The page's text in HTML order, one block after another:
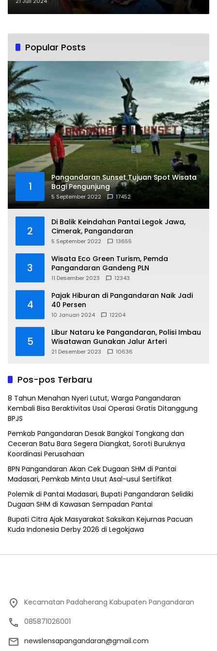
Popular Posts
1
Pangandaran Sunset Tujuan Spot Wisata
Bagi Pengunjung
5 September 2022 17452
2
Di Balik Keindahan Pantai Legok Jawa,
Cimerak, Pangandaran
5 September 2022 13655
3
Wisata Eco Green Turism, Pemda
Pangandaran Gandeng PLN
11 Desember 2023 12343
4
Pajak Hiburan di Pangandaran Naik Jadi
40 Persen
10 Januari 2024 12204
5
Libur Nataru ke Pangandaran, Polisi Imbau
Wisatawan Gunakan Jalur Arteri
21 Desember 2023 10636
Pos-pos Terbaru
8 Tahun Menahan Nyeri Lutut, Warga Pangandaran
Kembali Bisa Beraktivitas Usai Operasi Gratis Ditanggung
BPJS
Pemkab Pangandaran Desak Bangkai Tongkang dan
Ceceran Batu Bara Segera Diangkat, Soroti Buruknya
Koordinasi Perusahaan
BPN Pangandaran Akan Cek Dugaan SHM di Pantai
Madasari, Pemkab Minta Usut Asal-usul Sertifikat
Polemik di Pantai Madasari, Bupati Pangandaran Selidiki
Dugaan SHM di Kawasan Sempadan Pantai
Bupati Citra Ajak Masyarakat Saksikan Kejurnas Pacuan
Kuda Indonesia Derby 2026 di Legokjawa
Kecamatan Padaherang Kabupaten Pangandaran
085871026001
newslensapangandaran@gmail.com